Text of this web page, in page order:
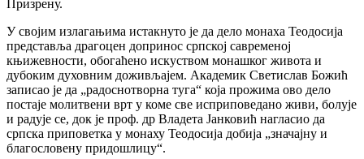
Призрену.
У својим излагањима истакнуто је да дело монаха Теодосија
представља драгоцен допринос српској савременој
књижевности, обогаћено искуством монашког живота и
дубоким духовним доживљајем. Академик Светислав Божић
записао је да „радоcнотворна туга“ која прожима ово дело
постаје молитвени врт у коме све исприповедано живи, болује
и радује се, док је проф. др Владета Јанковић нагласио да
српска приповетка у монаху Теодосија добија „значајну и
благословену придошлицу“.